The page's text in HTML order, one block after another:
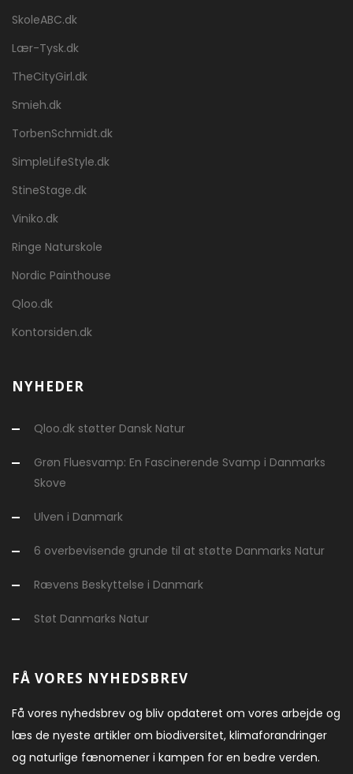
SkoleABC.dk
Lær-Tysk.dk
TheCityGirl.dk
Smieh.dk
TorbenSchmidt.dk
SimpleLifeStyle.dk
StineStage.dk
Viniko.dk
Ringe Naturskole
Nordic Painthouse
Qloo.dk
Kontorsiden.dk
NYHEDER
Qloo.dk støtter Dansk Natur
Grøn Fluesvamp: En Fascinerende Svamp i Danmarks
Skove
Ulven i Danmark
6 overbevisende grunde til at støtte Danmarks Natur
Rævens Beskyttelse i Danmark
Støt Danmarks Natur
FÅ VORES NYHEDSBREV
Få vores nyhedsbrev og bliv opdateret om vores arbejde og
læs de nyeste artikler om biodiversitet, klimaforandringer
og naturlige fænomener i kampen for en bedre verden.